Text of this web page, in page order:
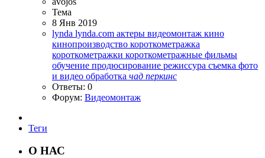
Тема
8 Янв 2019
lynda lynda.com актеры видеомонтаж кино
кинопроизводство короткометражка
короткометражки короткометражные фильмы
обучение продюсирование режиссура съемка фото
и видео обработка чад перкинс
Ответы: 0
Форум: Видеомонтаж
Теги
О НАС